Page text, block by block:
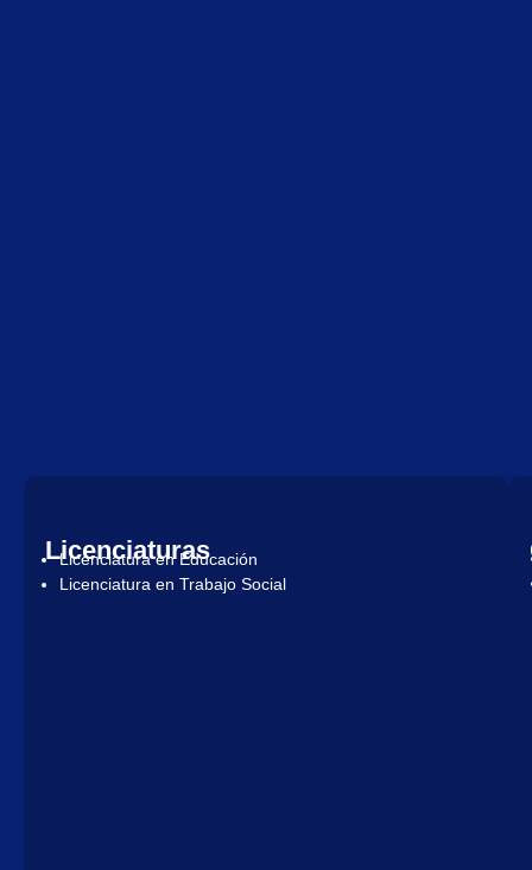
Licenciaturas
Licenciatura en Educación
Licenciatura en Trabajo Social